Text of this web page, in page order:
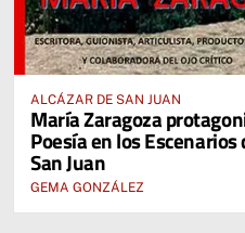
ALCÁZAR DE SAN JUAN
María Zaragoza
Poesía en los
San Juan
GEMA GONZÁLEZ